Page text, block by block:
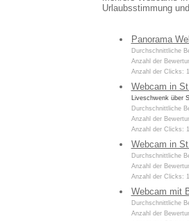
Urlaubsstimmung
Panorama
Durchschnittliche
Anzahl der
Anzahl der Clicks:
Webcam in
Liveschwenk über
Durchschnittliche
Anzahl der
Anzahl der Clicks:
Webcam in
Durchschnittliche
Anzahl der
Anzahl der Clicks:
Webcam mit
Durchschnittliche
Anzahl der